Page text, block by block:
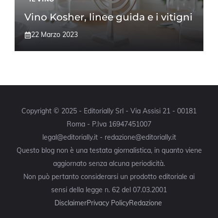
Vino Kosher, linee guida e i vitigni
22 Marzo 2023
Copyright © 2025 - Editorially Srl - Via Assisi 21 - 00181
Roma - P.Iva 16947451007
legal@editorially.it - redazione@editorially.it
Questo blog non è una testata giornalistica, in quanto viene
aggiornato senza alcuna periodicità.
Non può pertanto considerarsi un prodotto editoriale ai
sensi della legge n. 62 del 07.03.2001
DisclaimerPrivacy PolicyRedazione